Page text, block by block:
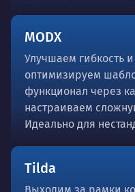
MODX
Улучшаем гибкость
оптимизируем
функционал через
настраиваем
Идеально для
Tilda
Выходим за рамки